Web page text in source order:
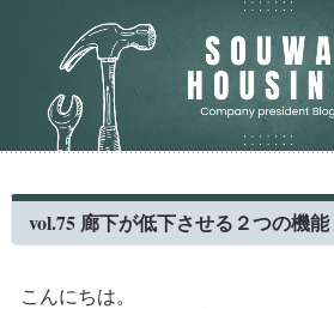
vol.75 廊下が低下させる２つの機能
こんにちは。